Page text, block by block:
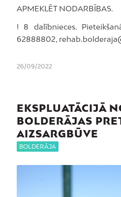
APMEKLĒT NODARBĪBAS.
! 8 dalībnieces.
62888802,
26/09/2022
EKSPLUATĀCIJĀ
BOLDERĀJAS
AIZSARGBŪVE
BOLDERĀJA